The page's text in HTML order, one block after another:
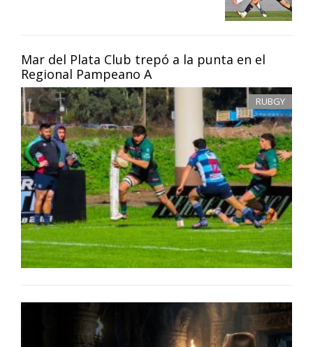
Mar del Plata Club trepó a la punta en el
Regional Pampeano A
RUBGY